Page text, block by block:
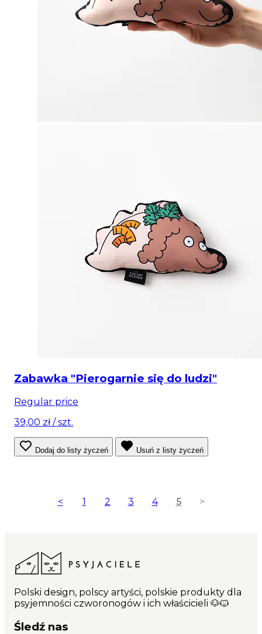
Zabawka "Pierogarnie się do ludzi"
Regular price
39,00 zł/ szt.
Dodaj do listy życzeń Usuń z listy życzeń
< 1 2 3 4 5 >
Polski design, polscy artyści, polskie produkty dla
psyjemności czworonogów i ich właścicieli 🐶🐱
Śledź nas